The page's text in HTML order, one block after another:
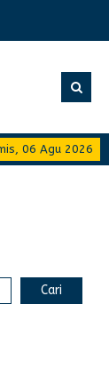
06 Agu 2026
Resmi SMA
Cari